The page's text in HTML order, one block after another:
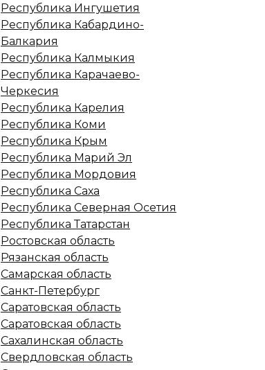
Республика Ингушетия
Республика Кабардино-
Балкария
Республика Калмыкия
Республика Карачаево-
Черкесия
Республика Карелия
Республика Коми
Республика Крым
Республика Марий Эл
Республика Мордовия
Республика Саха
Республика Северная Осетия
Республика Татарстан
Ростовская область
Рязанская область
Самарская область
Санкт-Петербург
Саратовская область
Саратовская область
Сахалинская область
Свердловская область